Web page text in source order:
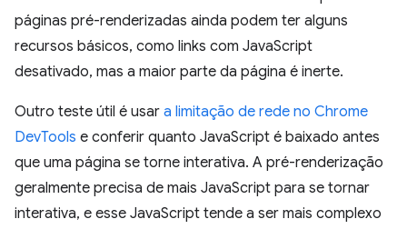
páginas pré-renderizadas ainda podem ter alguns
recursos básicos, como links com JavaScript
desativado, mas a maior parte da página é inerte.
Outro teste útil é usar a limitação de rede no Chrome
DevTools e conferir quanto JavaScript é baixado antes
que uma página se torne interativa. A pré-renderização
geralmente precisa de mais JavaScript para se tornar
interativa, e esse JavaScript tende a ser mais complexo